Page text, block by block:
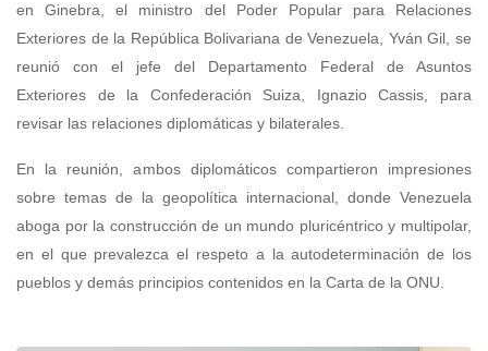
en Ginebra, el ministro del Poder Popular para Relaciones
Exteriores de la República Bolivariana de Venezuela, Yván Gil, se
reunió con el jefe del Departamento Federal de Asuntos
Exteriores de la Confederación Suiza, Ignazio Cassis, para
revisar las relaciones diplomáticas y bilaterales.
En la reunión, ambos diplomáticos compartieron impresiones
sobre temas de la geopolítica internacional, donde Venezuela
aboga por la construcción de un mundo pluricéntrico y multipolar,
en el que prevalezca el respeto a la autodeterminación de los
pueblos y demás principios contenidos en la Carta de la ONU.